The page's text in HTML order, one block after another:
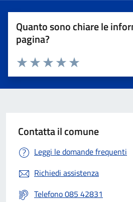
Quanto sono chiare le
pagina?
Valuta 5 stelle su 5
Valuta 4 stelle su 5
Valuta 3 stelle su 5
Valuta 2 stelle su 5
Valuta 1 stelle su 5
Contatta il comune
Leggi le domande frequenti
Richiedi assistenza
Telefono 085 42831